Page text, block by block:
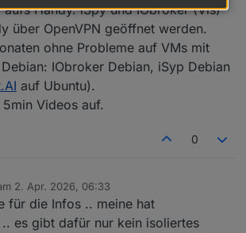
aufs Handy. iSpy und IObroker (Vis)
über OpenVPN geöffnet werden.
ohne Probleme auf VMs mit
IObroker Debian, iSyp Debian
auf Ubuntu).
Videos auf.
0
2. Apr. 2026, 06:33
von
für die Infos .. meine hat
es gibt dafür nur kein isoliertes